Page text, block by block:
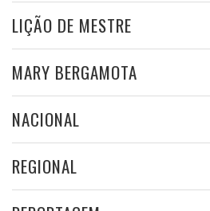
LIÇÃO DE MESTRE
MARY BERGAMOTA
NACIONAL
REGIONAL